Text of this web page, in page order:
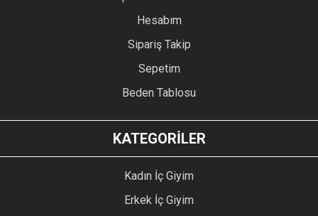
Hesabım
Sipariş Takip
Sepetim
Beden Tablosu
KATEGORİLER
Kadın İç Giyim
Erkek İç Giyim